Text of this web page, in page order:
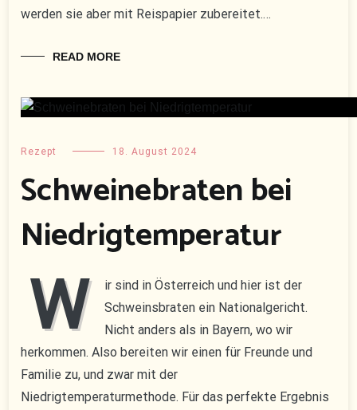
werden sie aber mit Reispapier zubereitet.…
READ MORE
Rezept 18. August 2024
Schweinebraten bei
Niedrigtemperatur
W
ir sind in Österreich und hier ist der
Schweinsbraten ein Nationalgericht.
Nicht anders als in Bayern, wo wir
herkommen. Also bereiten wir einen für Freunde und
Familie zu, und zwar mit der
Niedrigtemperaturmethode. Für das perfekte Ergebnis